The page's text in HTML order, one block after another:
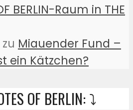
BERLIN-Raum in THE
zu Miauender Fund –
ein Kätzchen?
OF BERLIN: ⤵️